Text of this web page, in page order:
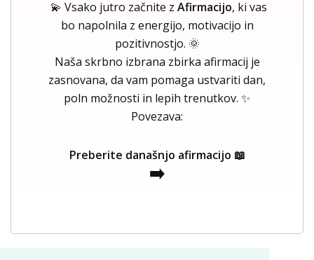
💫 Vsako jutro začnite z Afirmacijo, ki vas
bo napolnila z energijo, motivacijo in
pozitivnostjo. 🌞
Naša skrbno izbrana zbirka afirmacij je
zasnovana, da vam pomaga ustvariti dan,
poln možnosti in lepih trenutkov. ✨
Povezava:
Preberite današnjo afirmacijo 📖
➡️